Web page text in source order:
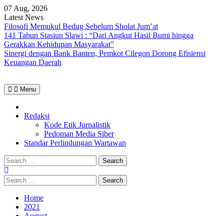
Skip
to
content
07 Aug, 2026
Latest News
Filosofi Memukul Bedug Sebelum Sholat Jum’at
141 Tahun Stasiun Slawi : “Dari Angkut Hasil Bumi hingga
Gerakkan Kehidupan Masyarakat”
Sinergi dengan Bank Banten, Pemkot Cilegon Dorong Efisiensi
Keuangan Daerah
Menu
Redaksi
Kode Etik Jurnalistik
Pedoman Media Siber
Standar Perlindungan Wartawan
Search
for:
Search
for:
Home
2021